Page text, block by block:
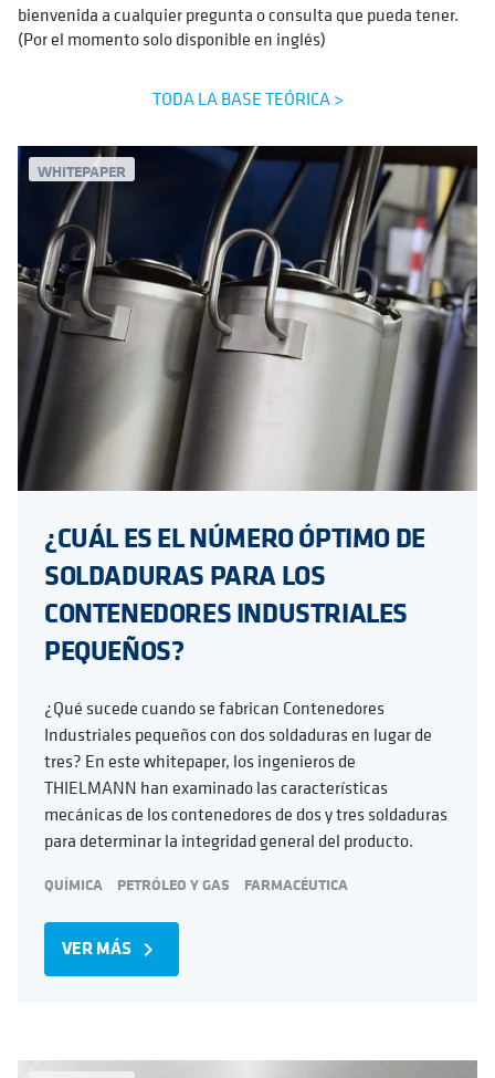
bienvenida a cualquier pregunta o consulta que pueda tener.
(Por el momento solo disponible en inglés)
TODA LA BASE TEÓRICA >
WHITEPAPER
¿CUÁL ES EL NÚMERO ÓPTIMO DE
SOLDADURAS PARA LOS
CONTENEDORES INDUSTRIALES
PEQUEÑOS?
¿Qué sucede cuando se fabrican Contenedores
Industriales pequeños con dos soldaduras en lugar de
tres? En este whitepaper, los ingenieros de
THIELMANN han examinado las características
mecánicas de los contenedores de dos y tres soldaduras
para determinar la integridad general del producto.
QUÍMICA PETRÓLEO Y GAS FARMACÉUTICA
VER MÁS navigate_next